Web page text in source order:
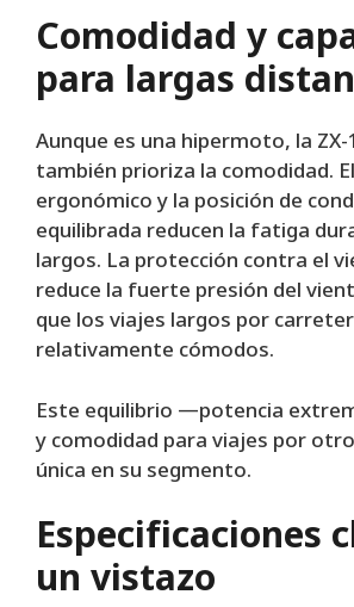
Comodidad y
para largas
Aunque es una hipermoto, la ZX-
también prioriza la comodidad.
ergonómico y la posición de
equilibrada reducen la fatiga
largos. La protección contra el
reduce la fuerte presión del
que los viajes largos por
relativamente cómodos.
Este equilibrio —potencia
y comodidad para viajes por
única en su segmento.
Especificaciones
un vistazo